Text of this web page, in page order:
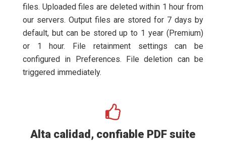
files. Uploaded files are deleted within 1 hour from
our servers. Output files are stored for 7 days by
default, but can be stored up to 1 year (Premium)
or 1 hour. File retainment settings can be
configured in Preferences. File deletion can be
triggered immediately.
Alta calidad, confiable PDF suite